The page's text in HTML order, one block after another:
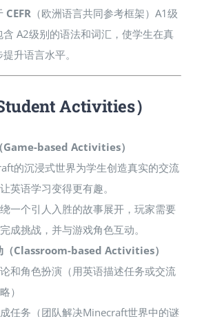
CEFR （欧洲语言共同参考框架）A1级
含 A2级别的语法和词汇，使学生在真
升语言水平。
Activities）
Game-based Activities）
的沉浸式世界为学生创造真实的交流
英语学习变得更有趣。
一个引人入胜的故事展开，玩家需要
成挑战，并与游戏角色互动。
（Classroom-based Activities）
和角色扮演（用英语描述任务或交流
）
任务（团队解决Minecraft世界中的谜